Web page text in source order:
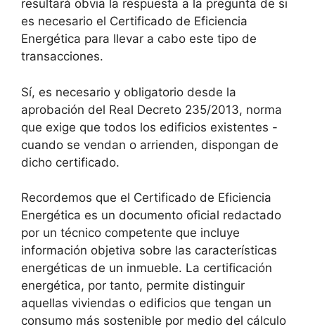
resultará obvia la respuesta a la pregunta de si
es necesario el Certificado de Eficiencia
Energética para llevar a cabo este tipo de
transacciones.
Sí, es necesario y obligatorio desde la
aprobación del Real Decreto 235/2013, norma
que exige que todos los edificios existentes -
cuando se vendan o arrienden, dispongan de
dicho certificado.
Recordemos que el Certificado de Eficiencia
Energética es un documento oficial redactado
por un técnico competente que incluye
información objetiva sobre las características
energéticas de un inmueble. La certificación
energética, por tanto, permite distinguir
aquellas viviendas o edificios que tengan un
consumo más sostenible por medio del cálculo